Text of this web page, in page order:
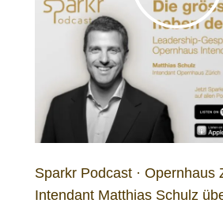
Sparkr Podcast · Opernhaus
Intendant Matthias Schulz